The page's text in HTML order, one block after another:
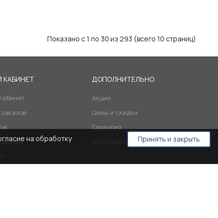
Показано с 1 по 30 из 293 (всего 10 страниц)
ДОПОЛНИТЕЛЬНО
Акции
Цены и скидки
Гарантия
Доставка и оплата
на обработку
Принять и закрыть